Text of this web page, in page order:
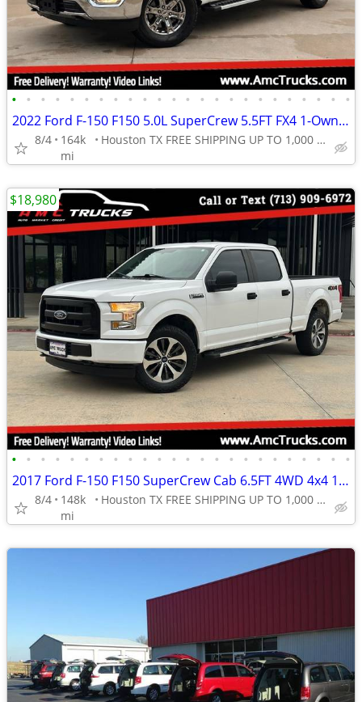
• • • • • • • • • • • • • • • • • • • • • • • •
2022 Ford F-150 F150 5.0L SuperCrew 5.5FT FX4 1-Owner CarFax NO Rust
8/4
164k
mi
Houston TX FREE SHIPPING UP TO 1,000 MI (.90C/MI Add
• • • • • • • • • • • • • • • • • • • • • • • •
2017 Ford F-150 F150 SuperCrew Cab 6.5FT 4WD 4x4 1-Owner 5.0L NO RUST
8/4
148k
mi
Houston TX FREE SHIPPING UP TO 1,000 MI (.90C/MI Add
$18,980